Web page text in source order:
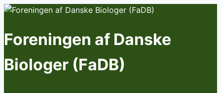
Skip
content
Foreningen af Danske
Biologer (FaDB)